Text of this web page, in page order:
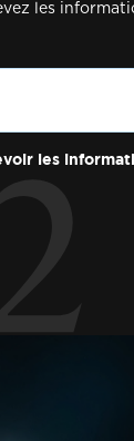
les
les